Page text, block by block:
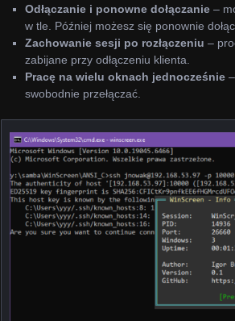
Odłączanie i ponowne dołączanie –
w tle. Później możesz się ponownie
Zachowanie sesji po rozłączeniu –
zabijane przy odłączeniu klienta.
Pracę na wielu oknach jednocześnie
swobodnie przełączać.